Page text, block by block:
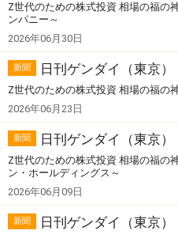
Z世代のための株式投資 相場の福の
ンパニー～
2026年06月30日
新聞 日刊ゲンダイ（東京）
Z世代のための株式投資 相場の福の
2026年06月23日
新聞 日刊ゲンダイ（東京）
Z世代のための株式投資 相場の福の
ン・ホールディングス～
2026年06月09日
新聞 日刊ゲンダイ（東京）